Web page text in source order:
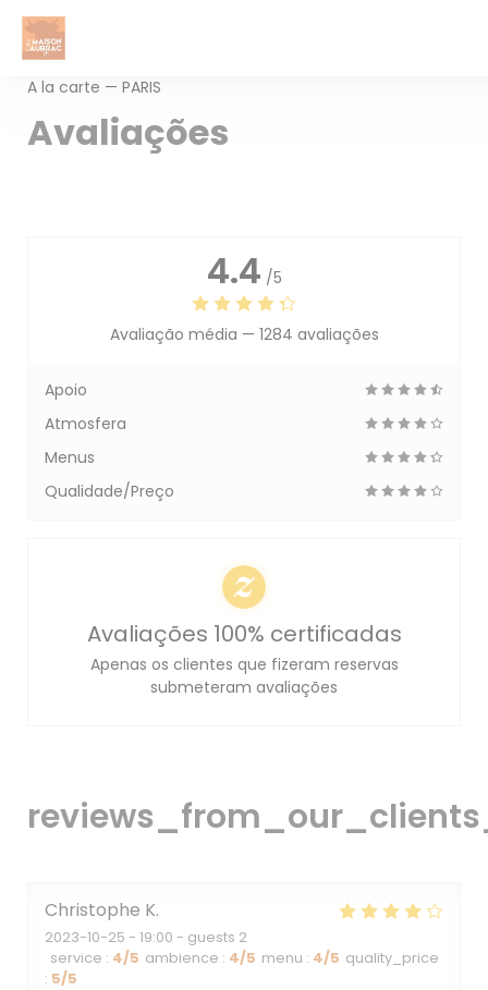
Painel de Gerenciamento de Cookies
A la carte — PARIS
Avaliações
Christophe K
2023-10-25 - 19:00 - guests 2
service : 4/5 ambience : 4/5 menu : 4/5 quality_price
: 5/5
4.4 /5
Avaliação média — 1284 avaliações
Apoio
Atmosfera
Menus
Qualidade/Preço
Avaliações 100% certificadas
Apenas os clientes que fizeram reservas
submeteram avaliações